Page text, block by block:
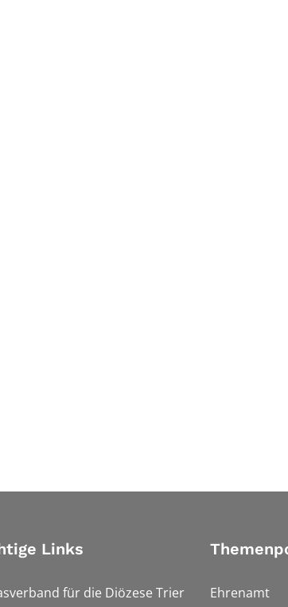
Links
für die Diözese Trier
Ehrenamt